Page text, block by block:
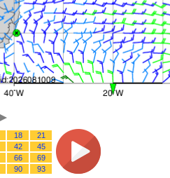
18
21
42
45
66
69
90 93